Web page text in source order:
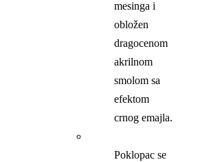
mesinga i
obložen
dragocenom
akrilnom
smolom sa
efektom
crnog emajla.
Poklopac se